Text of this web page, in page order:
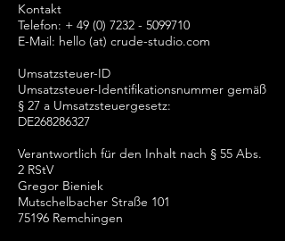
Kontakt
Telefon: + 49 (0) 7232 - 5099710
E-Mail: hello (at) crude-studio.com
Umsatzsteuer-ID
Umsatzsteuer-Identifikationsnummer gemäß
§ 27 a Umsatzsteuergesetz:
DE268286327
Verantwortlich für den Inhalt nach § 55 Abs.
2 RStV
Gregor Bieniek
Mutschelbacher Straße 101
75196 Remchingen